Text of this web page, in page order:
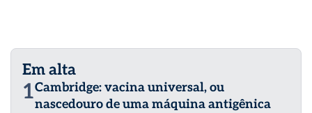
Em alta
1Cambridge: vacina universal, ou
nascedouro de uma máquina antigênica